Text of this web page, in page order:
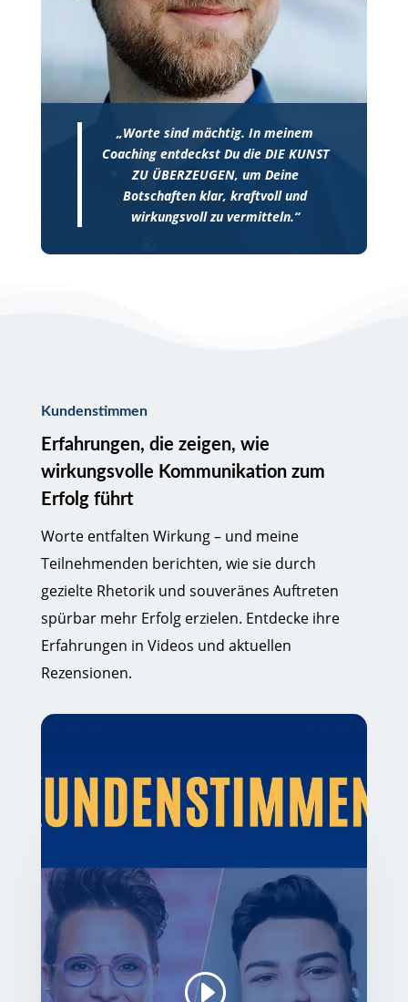
„Worte sind mächtig. In meinem
Coaching entdeckst Du die DIE KUNST
ZU ÜBERZEUGEN, um Deine
Botschaften klar, kraftvoll und
wirkungsvoll zu vermitteln.“
Kundenstimmen
Erfahrungen, die zeigen, wie
wirkungsvolle Kommunikation zum
Erfolg führt
Worte entfalten Wirkung – und meine
Teilnehmenden berichten, wie sie durch
gezielte Rhetorik und souveränes Auftreten
spürbar mehr Erfolg erzielen. Entdecke ihre
Erfahrungen in Videos und aktuellen
Rezensionen.